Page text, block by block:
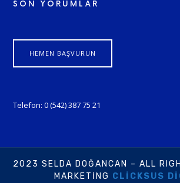
SON YORUMLAR
HEMEN BAŞVURUN
Telefon: 0 (542) 387 75 21
2023 SELDA DOĞANCAN – ALL
MARKETING CLICKSUS